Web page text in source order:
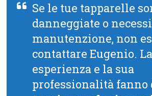
Se le tue tapparelle
danneggiate o
manutenzione, non
contattare Eugenio.
esperienza e la sua
professionalità